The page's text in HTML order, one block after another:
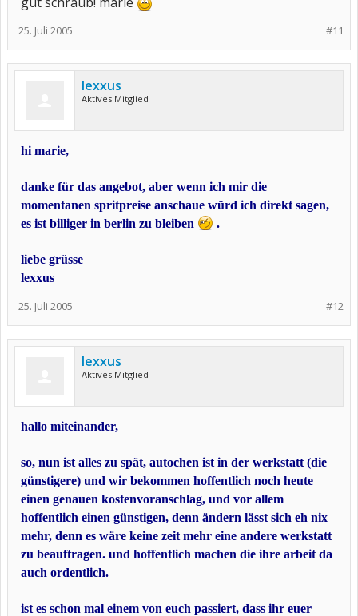
#11
25. Juli 2005
lexxus
Aktives Mitglied
hi marie,
danke für das angebot, aber wenn ich mir die
momentanen spritpreise anschaue würd ich direkt sagen,
es ist billiger in berlin zu bleiben
.
liebe grüsse
lexxus
#12
25. Juli 2005
lexxus
Aktives Mitglied
hallo miteinander,
so, nun ist alles zu spät, autochen ist in der werkstatt (die
günstigere) und wir bekommen hoffentlich noch heute
einen genauen kostenvoranschlag, und vor allem
hoffentlich einen günstigen, denn ändern lässt sich eh nix
mehr, denn es wäre keine zeit mehr eine andere werkstatt
zu beauftragen. und hoffentlich machen die ihre arbeit da
auch ordentlich.
ist es schon mal einem von euch passiert, dass ihr euer